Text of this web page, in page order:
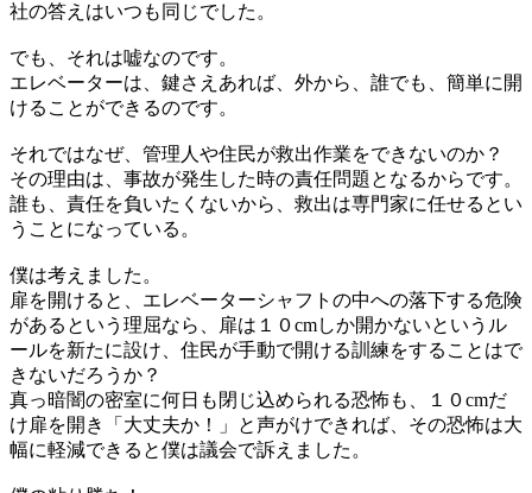
社の答えはいつも同じでした。
でも、それは嘘なのです。
エレベーターは、鍵さえあれば、外から、誰でも、簡単に開
けることができるのです。
それではなぜ、管理人や住民が救出作業をできないのか？
その理由は、事故が発生した時の責任問題となるからです。
誰も、責任を負いたくないから、救出は専門家に任せるとい
うことになっている。
僕は考えました。
扉を開けると、エレベーターシャフトの中への落下する危険
があるという理屈なら、扉は１０cmしか開かないというル
ールを新たに設け、住民が手動で開ける訓練をすることはで
きないだろうか？
真っ暗闇の密室に何日も閉じ込められる恐怖も、１０cmだ
け扉を開き「大丈夫か！」と声がけできれば、その恐怖は大
幅に軽減できると僕は議会で訴えました。